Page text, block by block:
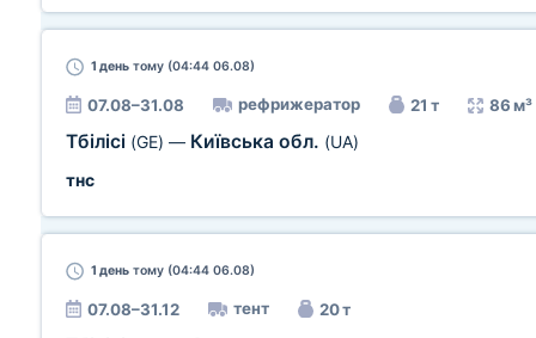
1 день тому (04:44 06.08)
07.08–31.08 рефрижератор 21 т 86 м³
Тбілісі (GE) — Київська обл. (UA)
тнс
1 день тому (04:44 06.08)
07.08–31.12 тент 20 т